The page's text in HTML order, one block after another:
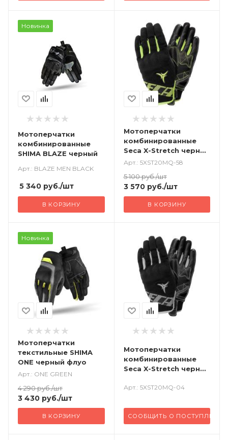
Новинка
Мотоперчатки
комбинированные
SHIMA BLAZE черный
Арт.: BLAZE MEN BLACK
5 340 руб./шт
В КОРЗИНУ
Мотоперчатки
комбинированные
Seca X-Stretch черный
флуо
Арт.: 5XST20MQ-58
5 100руб./шт
3 570руб./шт
В КОРЗИНУ
Новинка
Мотоперчатки
текстильные SHIMA
ONE черный флуо
Арт.: ONE GREEN
4 290руб./шт
3 430 руб./шт
В КОРЗИНУ
Мотоперчатки
комбинированные
Seca X-Stretch черный
Арт.: 5XST20MQ-04
СООБЩИТЬ О ПОСТУПЛЕНИИ